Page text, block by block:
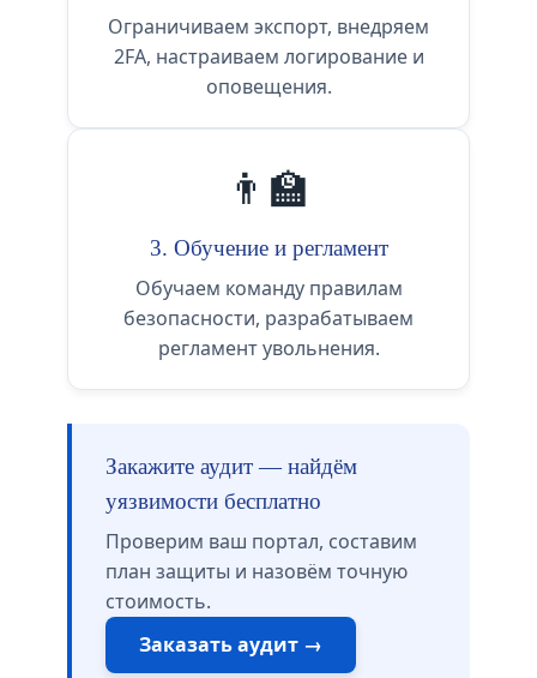
Ограничиваем экспорт, внедряем
2FA, настраиваем логирование и
оповещения.
👨‍🏫
3. Обучение и регламент
Обучаем команду правилам
безопасности, разрабатываем
регламент увольнения.
Закажите аудит — найдём
уязвимости бесплатно
Проверим ваш портал, составим
план защиты и назовём точную
стоимость.
Заказать аудит →